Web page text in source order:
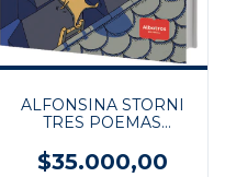
ALFONSINA STORNI
TRES POEMAS
$35.000,00